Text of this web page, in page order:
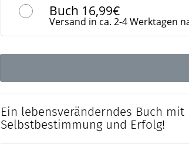
Buch 16,99€
Versand in ca. 2-4 Werktagen
Ein lebensveränderndes Buch
Selbstbestimmung und Erfolg!